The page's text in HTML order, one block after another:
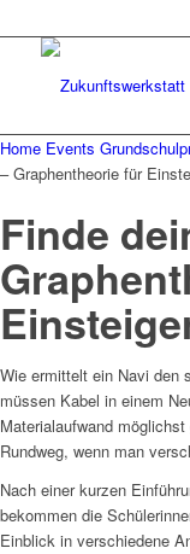
Home Events
– Graphentheorie für
Finde
Wie ermittelt ein Navi den
müssen Kabel in einem
Materialaufwand
Rundweg, wenn man
Nach einer kurzen
bekommen die
Einblick in verschiedene